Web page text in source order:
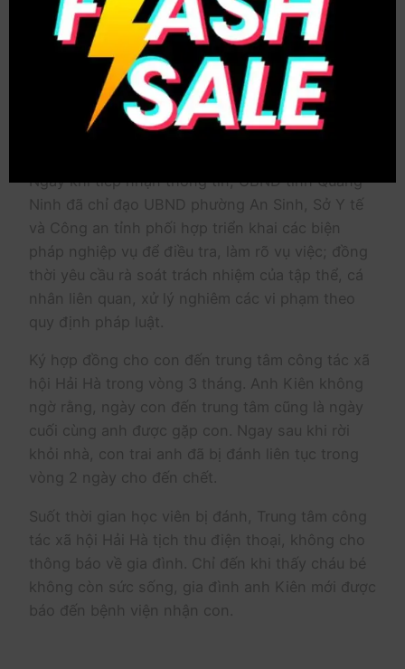
dẫn đến xô xát. Sau đó, em có biểu hiện sức
khỏe suy giảm và được đưa đi cấp cứu tại Bệnh
viện Đa khoa khu vực Đông Triều. Chiều cùng
ngày, nạn nhân được gia đình đưa về nhà và tử
Ngay khi tiếp nhận thông tin, UBND tỉnh Quảng
Ninh đã chỉ đạo UBND phường An Sinh, Sở Y tế
và Công an tỉnh phối hợp triển khai các biện
pháp nghiệp vụ để điều tra, làm rõ vụ việc; đồng
thời yêu cầu rà soát trách nhiệm của tập thể, cá
nhân liên quan, xử lý nghiêm các vi phạm theo
quy định pháp luật.
Ký hợp đồng cho con đến trung tâm công tác xã
hội Hải Hà trong vòng 3 tháng. Anh Kiên không
ngờ rằng, ngày con đến trung tâm cũng là ngày
cuối cùng anh được gặp con. Ngay sau khi rời
khỏi nhà, con trai anh đã bị đánh liên tục trong
vòng 2 ngày cho đến chết.
Suốt thời gian học viên bị đánh, Trung tâm công
tác xã hội Hải Hà tịch thu điện thoại, không cho
thông báo về gia đình. Chỉ đến khi thấy cháu bé
không còn sức sống, gia đình anh Kiên mới được
báo đến bệnh viện nhận con.